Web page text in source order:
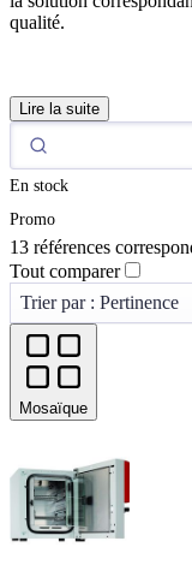
qualité.
Lire la suite
En stock
Promo
13 références
Tout comparer
Mosaïque